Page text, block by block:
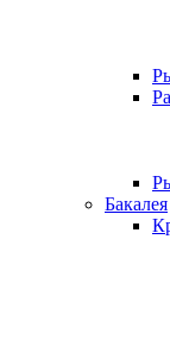
Бакалея